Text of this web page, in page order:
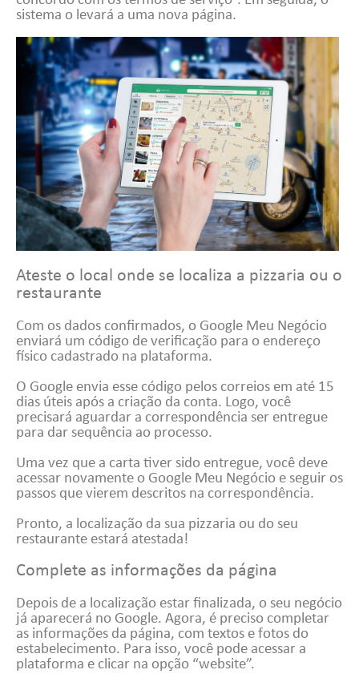
sistema o levará a uma nova página.
Ateste o local onde se localiza a pizzaria ou o
restaurante
Com os dados confirmados, o Google Meu Negócio
enviará um código de verificação para o endereço
físico cadastrado na plataforma.
O Google envia esse código pelos correios em até 15
dias úteis após a criação da conta. Logo, você
precisará aguardar a correspondência ser entregue
para dar sequência ao processo.
Uma vez que a carta tiver sido entregue, você deve
acessar novamente o Google Meu Negócio e seguir os
passos que vierem descritos na correspondência.
Pronto, a localização da sua pizzaria ou do seu
restaurante estará atestada!
Complete as informações da página
Depois de a localização estar finalizada, o seu negócio
já aparecerá no Google. Agora, é preciso completar
as informações da página, com textos e fotos do
estabelecimento. Para isso, você pode acessar a
plataforma e clicar na opção “website”.